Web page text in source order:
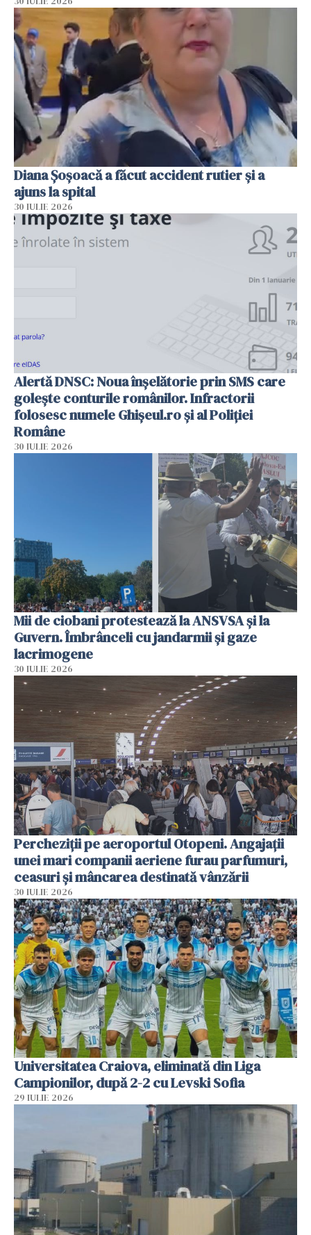
Diana Șoșoacă a făcut accident rutier și a
ajuns la spital
30 IULIE 2026
Alertă DNSC: Noua înșelătorie prin SMS care
golește conturile românilor. Infractorii
folosesc numele Ghișeul.ro și al Poliției
Române
30 IULIE 2026
Mii de ciobani protestează la ANSVSA și la
Guvern. Îmbrânceli cu jandarmii și gaze
lacrimogene
30 IULIE 2026
Percheziții pe aeroportul Otopeni. Angajații
unei mari companii aeriene furau parfumuri,
ceasuri și mâncarea destinată vânzării
30 IULIE 2026
Universitatea Craiova, eliminată din Liga
Campionilor, după 2-2 cu Levski Sofia
29 IULIE 2026